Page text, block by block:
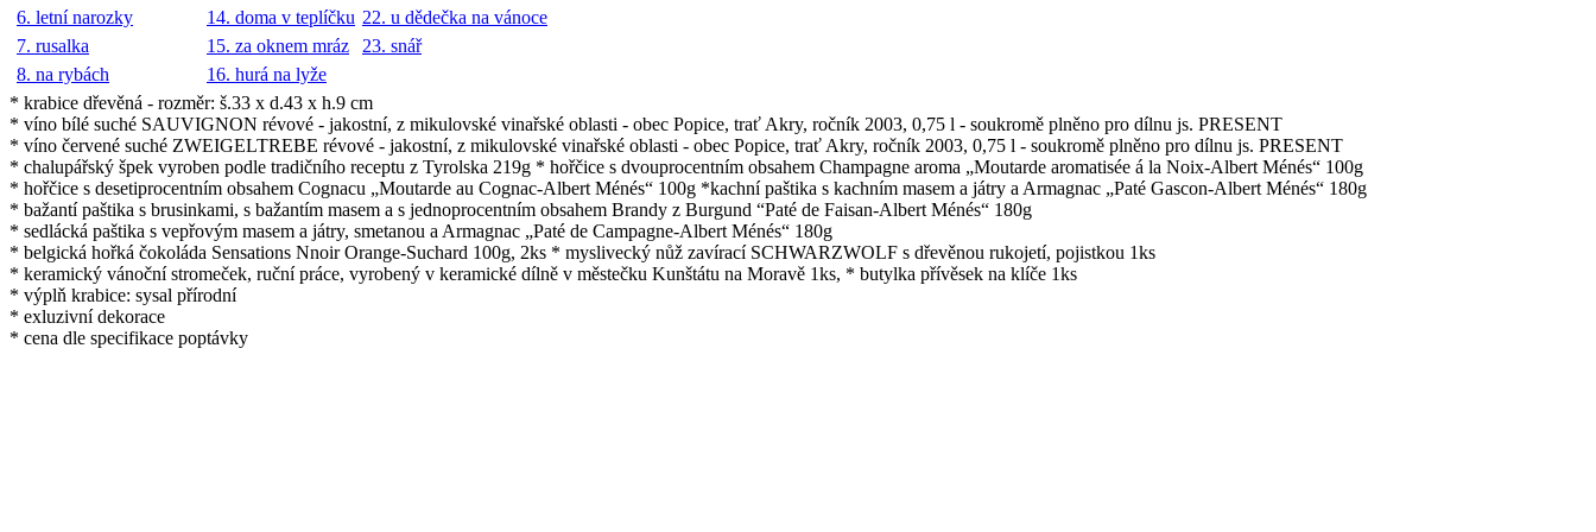
6. letní narozky 14. doma v teplíčku 22. u dědečka na vánoce
7. rusalka
15. za oknem mráz
23. snář
8. na rybách
16. hurá na lyže
* krabice dřevěná - rozměr: š.33 x d.43 x h.9 cm
* víno bílé suché SAUVIGNON révové - jakostní, z mikulovské vinařské oblasti - obec Popice, trať Akry, ročník 2003, 0,75 l - soukromě plněno pro dílnu js. PRESENT
* víno červené suché ZWEIGELTREBE révové - jakostní, z mikulovské vinařské oblasti - obec Popice, trať Akry, ročník 2003, 0,75 l - soukromě plněno pro dílnu js. PRESENT
* chalupářský špek vyroben podle tradičního receptu z Tyrolska 219g * hořčice s dvouprocentním obsahem Champagne aroma „Moutarde aromatisée á la Noix-Albert Ménés“ 100g
* hořčice s desetiprocentním obsahem Cognacu „Moutarde au Cognac-Albert Ménés“ 100g *kachní paštika s kachním masem a játry a Armagnac „Paté Gascon-Albert Ménés“ 180g
* bažantí paštika s brusinkami, s bažantím masem a s jednoprocentním obsahem Brandy z Burgund “Paté de Faisan-Albert Ménés“ 180g
* sedlácká paštika s vepřovým masem a játry, smetanou a Armagnac „Paté de Campagne-Albert Ménés“ 180g
* belgická hořká čokoláda Sensations Nnoir Orange-Suchard 100g, 2ks * myslivecký nůž zavírací SCHWARZWOLF s dřevěnou rukojetí, pojistkou 1ks
* keramický vánoční stromeček, ruční práce, vyrobený v keramické dílně v městečku Kunštátu na Moravě 1ks, * butylka přívěsek na klíče 1ks
* výplň krabice: sysal přírodní
* exluzivní dekorace
* cena dle specifikace poptávky